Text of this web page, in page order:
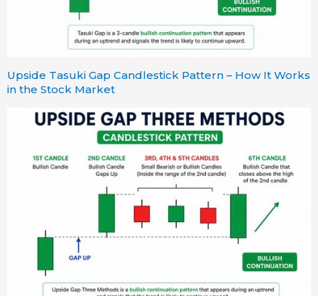
Upside Tasuki Gap Candlestick Pattern – How It Works
in the Stock Market